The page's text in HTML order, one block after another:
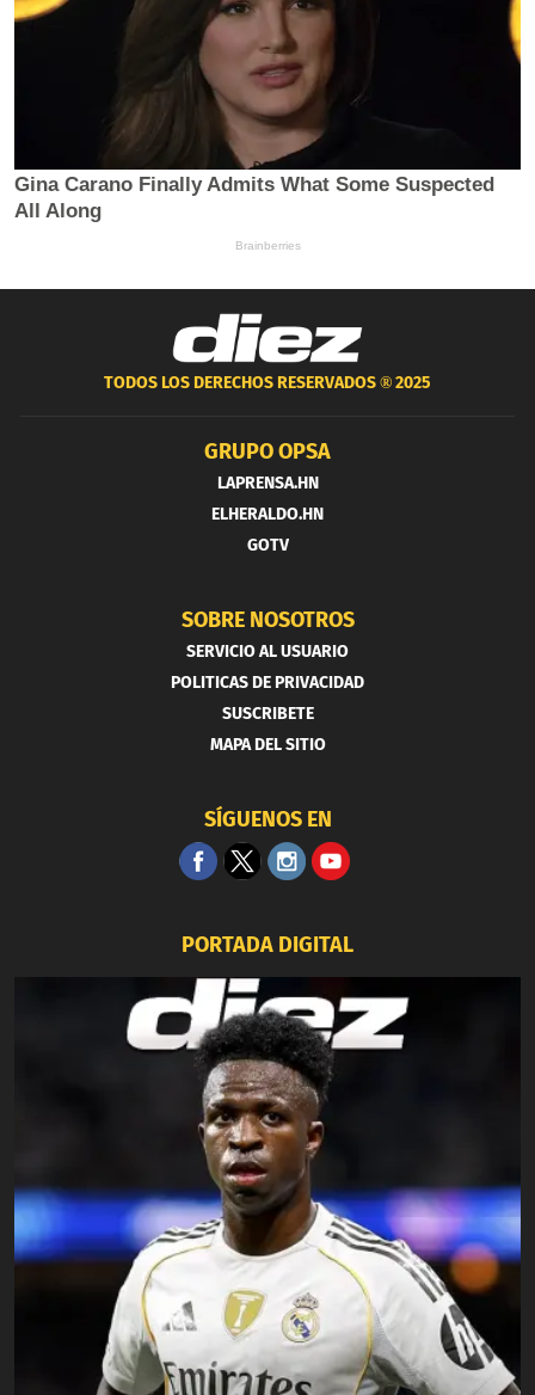
TODOS LOS DERECHOS RESERVADOS ®2025
GRUPO OPSA
LAPRENSA.HN
ELHERALDO.HN
GOTV
SOBRE NOSOTROS
SERVICIO AL USUARIO
POLITICAS DE PRIVACIDAD
SUSCRIBETE
MAPA DEL SITIO
SÍGUENOS EN
PORTADA DIGITAL